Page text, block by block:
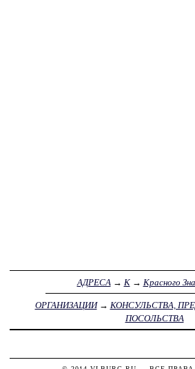
АДРЕСА → К→ Красного
ОРГАНИЗАЦИИ→ КОНСУЛЬСТВА,
ПОСОЛЬСТВА